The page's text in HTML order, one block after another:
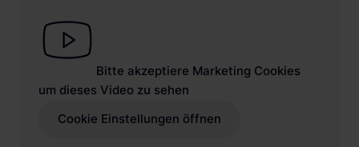
Bitte akzeptiere Marketing Cookies
um dieses Video zu sehen
Cookie Einstellungen öffnen